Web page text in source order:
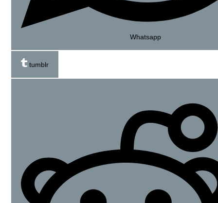
Whatsapp
tumblr